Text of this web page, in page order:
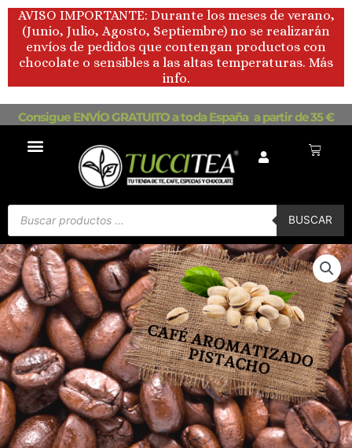
contenido
AVISO IMPORTANTE: Durante los meses de verano,
(Junio, Julio, Agosto, Septiembre) no se realizarán
envíos de pedidos que contengan productos con
chocolate o sensibles a las altas temperaturas. Más
info.
Consigue ENVÍO GRATUITO a toda España a partir de 35 €
Carrito
Búsqueda
productos
BUSCAR